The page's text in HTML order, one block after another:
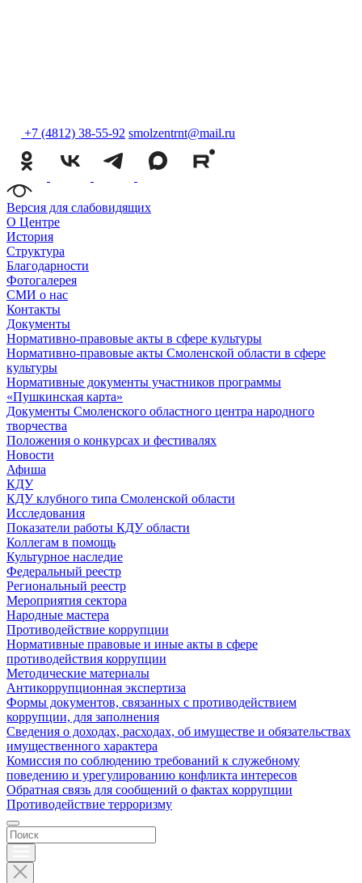
+7 (4812) 38-55-92 smolzentrnt@mail.ru
Версия для слабовидящих
О Центре
История
Структура
Благодарности
Фотогалерея
СМИ о нас
Контакты
Документы
Нормативно-правовые акты в сфере культуры
Нормативно-правовые акты Смоленской области в сфере
культуры
Нормативные документы участников программы
«Пушкинская карта»
Документы Смоленского областного центра народного
творчества
Положения о конкурсах и фестивалях
Новости
Афиша
КДУ
КДУ клубного типа Смоленской области
Исследования
Показатели работы КДУ области
Коллегам в помощь
Культурное наследие
Федеральный реестр
Региональный реестр
Мероприятия сектора
Народные мастера
Противодействие коррупции
Нормативные правовые и иные акты в сфере
противодействия коррупции
Методические материалы
Антикоррупционная экспертиза
Формы документов, связанных с противодействием
коррупции, для заполнения
Сведения о доходах, расходах, об имуществе и обязательствах
имущественного характера
Комиссия по соблюдению требований к служебному
поведению и урегулированию конфликта интересов
Обратная связь для сообщений о фактах коррупции
Противодействие терроризму